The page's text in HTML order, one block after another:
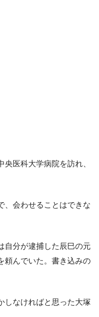
医科大学病院を訪れ、
、会わせることはできな
自分が逮捕した辰巳の元
頼んでいた。書き込みの
しなければと思った大塚